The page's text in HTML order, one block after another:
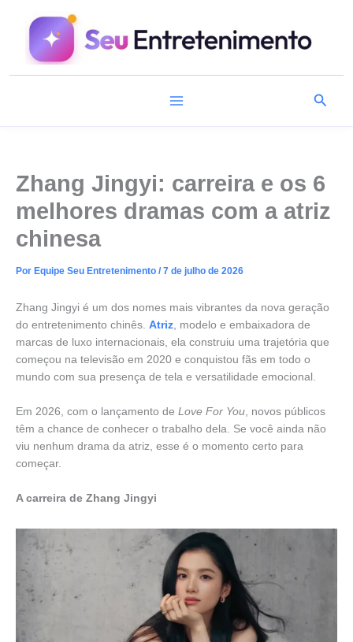
conteúdo
Zhang Jingyi: carreira e os 6
melhores dramas com a atriz
chinesa
Por Equipe Seu Entretenimento /7 de julho de 2026
Zhang Jingyi é um dos nomes mais vibrantes da nova geração
do entretenimento chinês. Atriz, modelo e embaixadora de
marcas de luxo internacionais, ela construiu uma trajetória que
começou na televisão em 2020 e conquistou fãs em todo o
mundo com sua presença de tela e versatilidade emocional.
Em 2026, com o lançamento de Love For You, novos públicos
têm a chance de conhecer o trabalho dela. Se você ainda não
viu nenhum drama da atriz, esse é o momento certo para
começar.
A carreira de Zhang Jingyi